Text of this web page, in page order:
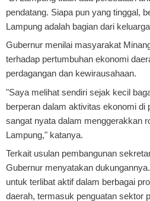
pendatang. Siapa pun yang tinggal,
Lampung adalah bagian dari
Gubernur menilai masyarakat
terhadap pertumbuhan ekonomi
perdagangan dan kewirausahaan.
"Saya melihat sendiri sejak kecil
berperan dalam aktivitas ekonomi di
sangat nyata dalam menggerakkan
Lampung," katanya.
Terkait usulan pembangunan
Gubernur menyatakan
untuk terlibat aktif dalam berbagai
daerah, termasuk penguatan sektor